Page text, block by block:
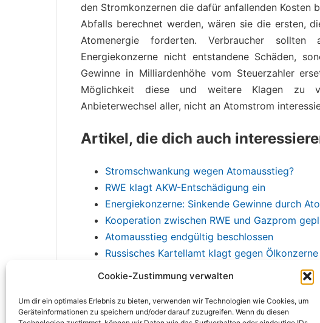
Cookie-Zustimmung verwalten
Um dir ein optimales Erlebnis zu bieten, verwenden wir Technologien wie Cookies, um
Geräteinformationen zu speichern und/oder darauf zuzugreifen. Wenn du diesen
den Stromkonzernen die dafür anfallenden Kosten
Abfalls berechnet werden, wären sie die ersten,
Atomenergie forderten. Verbraucher sollten
Energiekonzerne nicht entstandene Schäden,
Gewinne in Milliardenhöhe vom Steuerzahler
Möglichkeit diese und weitere Klagen zu
Anbieterwechsel aller, nicht an Atomstrom
Artikel, die dich auch
Stromschwankung wegen Atomausstieg?
RWE klagt AKW-Entschädigung ein
Energiekonzerne: Sinkende Gewinne durch
Kooperation zwischen RWE und Gazprom
Atomausstieg endgültig beschlossen
Russisches Kartellamt klagt gegen Ölkonzerne